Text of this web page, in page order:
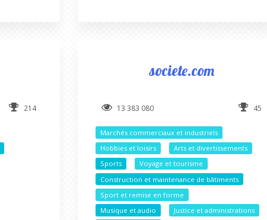
214
societe.com
13 383 080 45
Marchés commerciaux et industriels
Hobbies et loisirs
Arts et divertissements
Sports
Voyage et tourisme
Construction et maintenance de bâtiments
Sport et remise en forme
Musique et audio
Justice et administrations